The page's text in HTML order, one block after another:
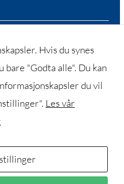
Hvis du synes
"Godta alle". Du kan
du vil
Les vår